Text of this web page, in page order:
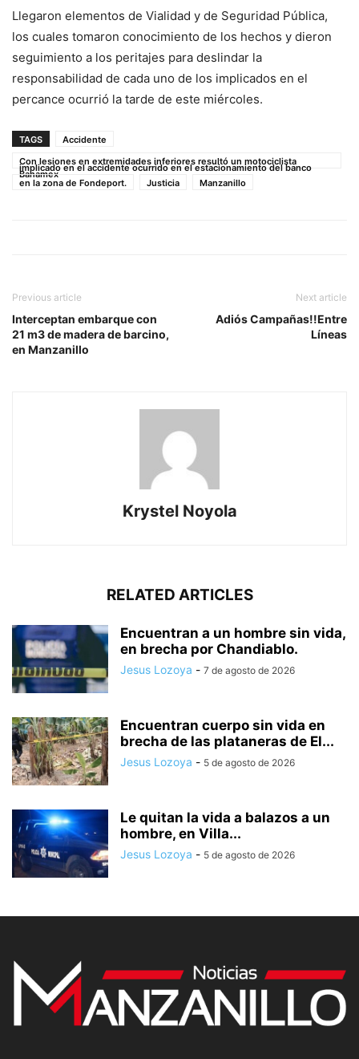
Llegaron elementos de Vialidad y de Seguridad Pública,
los cuales tomaron conocimiento de los hechos y dieron
seguimiento a los peritajes para deslindar la
responsabilidad de cada uno de los implicados en el
percance ocurrió la tarde de este miércoles.
TAGS
Accidente
Con lesiones en extremidades inferiores resultó un motociclista
implicado en el accidente ocurrido en el estacionamiento del banco
Banamex
en la zona de Fondeport. Justicia Manzanillo
Previous article
Interceptan embarque con
21 m3 de madera de barcino,
en Manzanillo
Next article
Adiós Campañas!!Entre
Líneas
Krystel Noyola
RELATED ARTICLES
Encuentran a un hombre sin vida,
en brecha por Chandiablo.
Jesus Lozoya - 7 de agosto de 2026
Encuentran cuerpo sin vida en
brecha de las plataneras de El...
Jesus Lozoya - 5 de agosto de 2026
Le quitan la vida a balazos a un
hombre, en Villa...
Jesus Lozoya - 5 de agosto de 2026